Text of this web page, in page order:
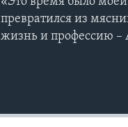
превратился из
жизнь и профессию –